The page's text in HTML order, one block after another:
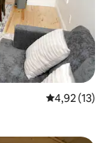
Priemerné
4,92 (13)